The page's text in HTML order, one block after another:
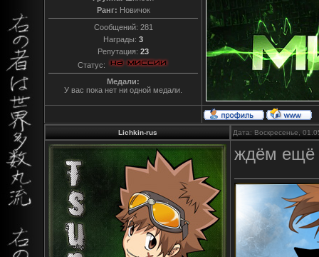
Ранг: Новичок
Сообщений: 281
Награды: 3
Репутация: 23
Статус:
Медали:
У вас пока нет ни одной медали.
Lichkin-rus Дата: Воскресенье,
ждём ещё